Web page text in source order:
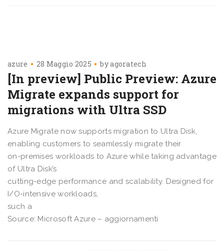
azure 28 Maggio 2025 byagoratech
[In preview] Public Preview: Azure
Migrate expands support for
migrations with Ultra SSD
Azure Migrate now supports migration to Ultra Disk,
enabling customers to seamlessly migrate their
on-premises workloads to Azure while taking advantage
of Ultra Disk’s
cutting-edge performance and scalability. Designed for
I/O-intensive workloads,
such a
Source: Microsoft Azure – aggiornamenti